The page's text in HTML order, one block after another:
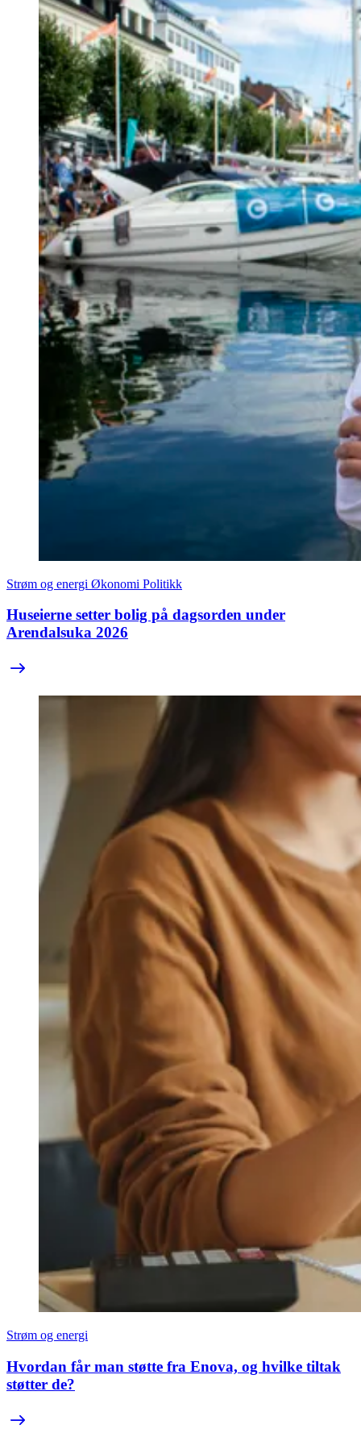
Strøm og energi Økonomi Politikk
Huseierne setter bolig på dagsorden under
Arendalsuka 2026
Strøm og energi
Hvordan får man støtte fra Enova, og hvilke tiltak
støtter de?